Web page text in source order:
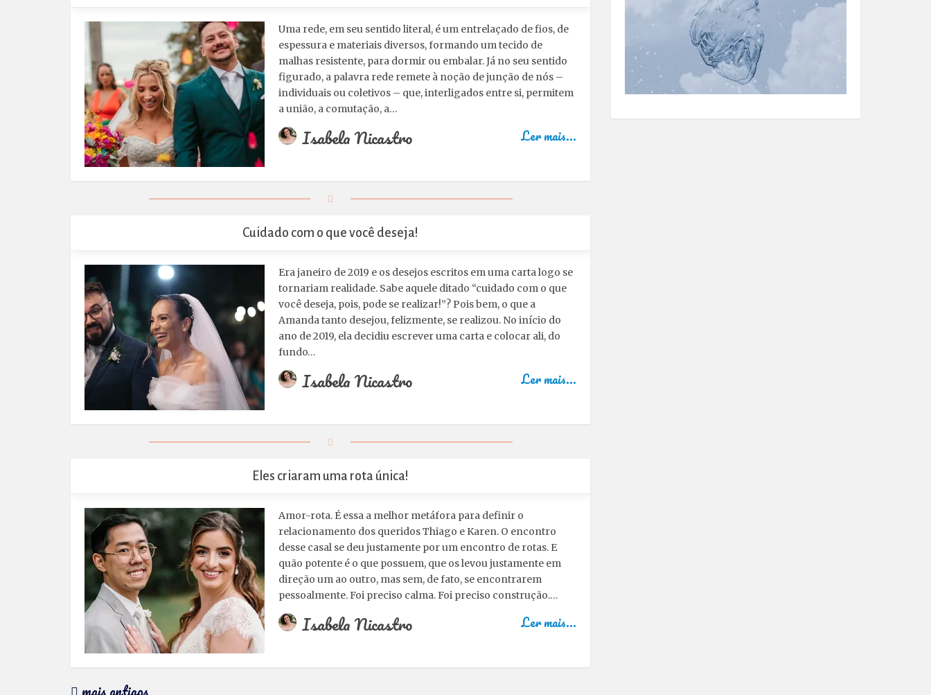
Uma rede, em seu sentido literal, é um entrelaçado de fios, de
espessura e materiais diversos, formando um tecido de
malhas resistente, para dormir ou embalar. Já no seu sentido
figurado, a palavra rede remete à noção de junção de nós –
individuais ou coletivos – que, interligados entre si, permitem
a união, a comutação, a…
Ler mais...
Isabela Nicastro
Cuidado com o que você deseja!
Era janeiro de 2019 e os desejos escritos em uma carta logo se
tornariam realidade. Sabe aquele ditado “cuidado com o que
você deseja, pois, pode se realizar!”? Pois bem, o que a
Amanda tanto desejou, felizmente, se realizou. No início do
ano de 2019, ela decidiu escrever uma carta e colocar ali, do
fundo…
Ler mais...
Isabela Nicastro
Eles criaram uma rota única!
Amor-rota. É essa a melhor metáfora para definir o
relacionamento dos queridos Thiago e Karen. O encontro
desse casal se deu justamente por um encontro de rotas. E
quão potente é o que possuem, que os levou justamente em
direção um ao outro, mas sem, de fato, se encontrarem
pessoalmente. Foi preciso calma. Foi preciso construção.…
Ler mais...
Isabela Nicastro